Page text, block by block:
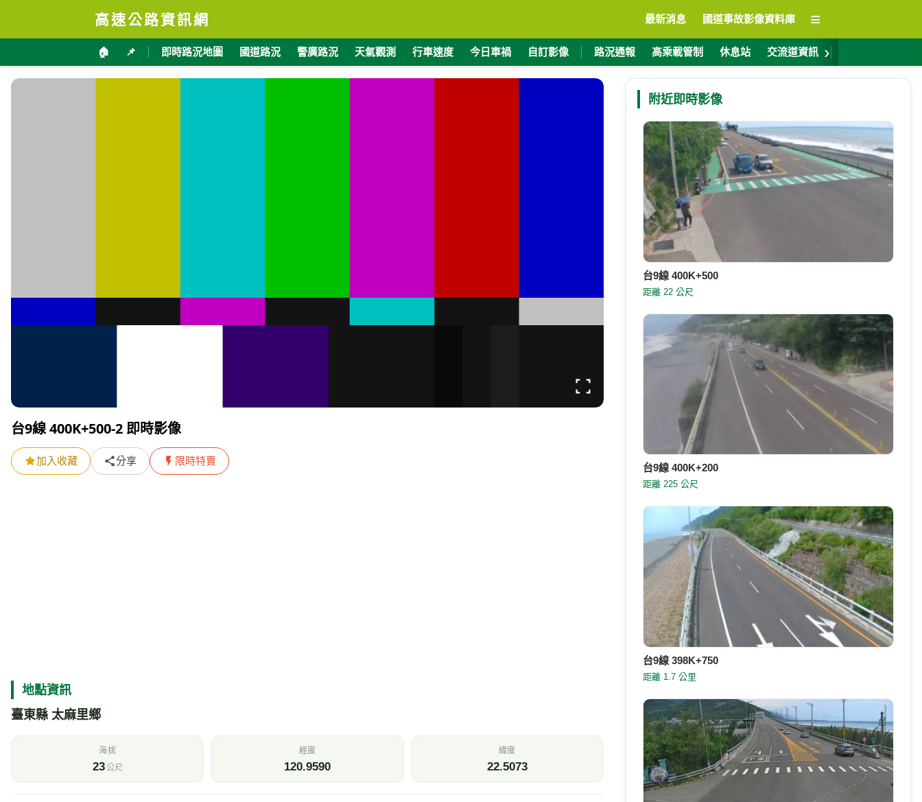
高速公路資訊網 最新消息 國道事故影像資料庫 ≡
🏠 📌 即時路況地圖 國道路況 警廣路況 天氣觀測 行車速度 今日車禍 自訂影像 路況通報 高乘載管制 休息站 交流道資訊 ›
台9線 400K+500-2 即時影像
加入收藏 分享 限時特賣
地點資訊
臺東縣 太麻里鄉
海拔
23公尺
經度
120.9590
緯度
22.5073
附近即時影像
台9線 400K+500
距離 22 公尺
台9線 400K+200
距離 225 公尺
台9線 398K+750
距離 1.7 公里